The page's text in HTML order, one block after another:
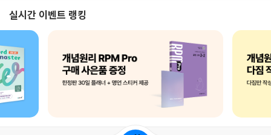
고객센터 1544-3800
중고샵 1566-4295
예스이십사(주) 사업자 정보
이용약관
개인정보처리방침
청소년보호정책
거래처관계자께